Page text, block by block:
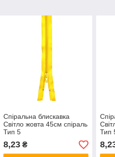
Спіральна блискавка
Світло жовта 45см спіраль
Тип 5
8,23₴
Тип